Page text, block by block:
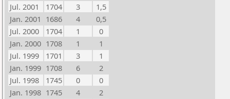
Jul. 2001
1704 3
1,5
Jan. 2001 1686 4
0,5
Jul. 2000
1704 1
0
Jan. 2000 1708 1
1
Jul. 1999
1701 3
1
Jan. 1999 1708 6
2
Jul. 1998
1745 0
0
Jan. 1998 1745 4
2